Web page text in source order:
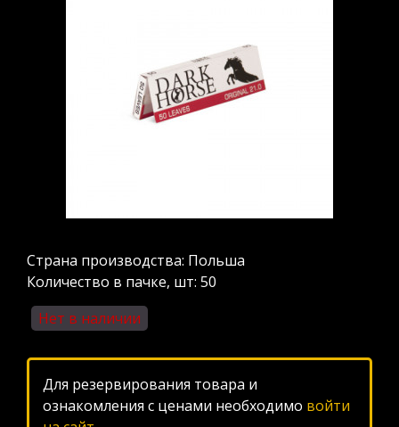
Страна производства: Польша
Количество в пачке, шт: 50
Нет в наличии
Для резервирования товара и
ознакомления с ценами необходимо войти